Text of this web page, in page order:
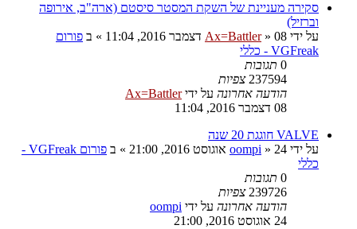
סקירה מעניינת של השקת המסטר סיסטם (ארה"ב, אירופה
וברזיל)
על ידי
Ax=Battler» 08 דצמבר 2016, 11:04 » ב פורום
VGFreak - כללי
0 תגובות
237594 צפיות
הודעה אחרונה על ידיAx=Battler
08 דצמבר 2016, 11:04
VALVE חוגגת 20 שנה
על ידי
oompi » 24 אוגוסט 2016, 21:00 » ב
פורום VGFreak -
כללי
0 תגובות
239726 צפיות
הודעה אחרונה על ידי oompi
24 אוגוסט 2016, 21:00